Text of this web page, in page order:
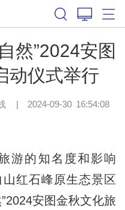
然”2024安图
动仪式举行
| 2024-09-30 16:54:08
的知名度和影响
红石峰原生态景区
安图金秋文化旅